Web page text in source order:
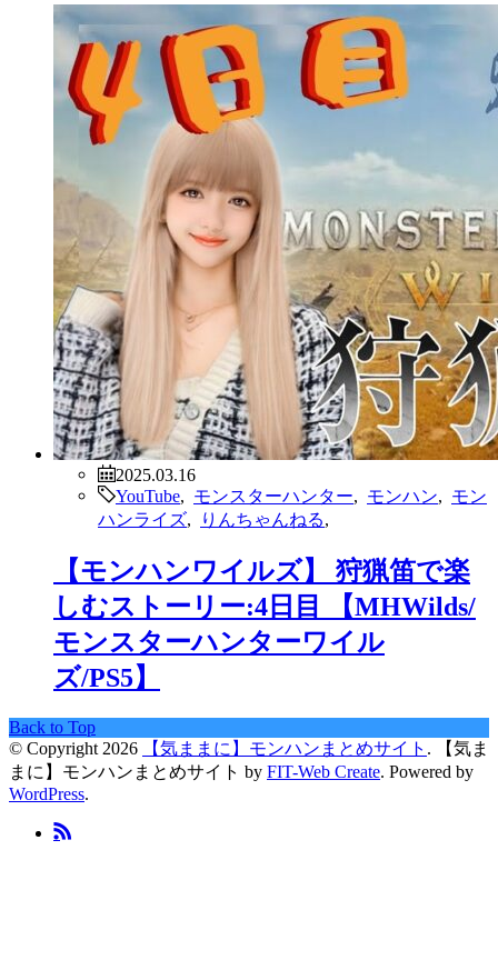
2025.03.16
YouTube
モンスターハンター モンハン
モン
ハンライズ
りんちゃんねる
【モンハンワイルズ】 狩猟笛で楽
しむストーリー:4日目 【MHWilds/
モンスターハンターワイル
ズ/PS5】
Back to Top
© Copyright 2026
【気ままに】モンハンまとめサイト .
【気ま
まに】モンハンまとめサイト by FIT-Web Create. Powered by
WordPress.